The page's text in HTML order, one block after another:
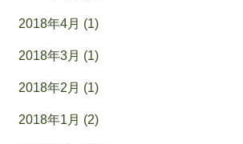
2018年4月 (1)
2018年3月 (1)
2018年2月 (1)
2018年1月 (2)